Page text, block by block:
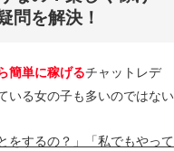
問を解決！
簡単に稼げるチャットレデ
いる女の子も多いのではない
をするの？」「私でもやって